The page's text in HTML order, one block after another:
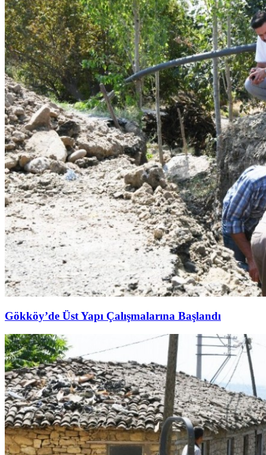
Gökköy’de Üst Yapı Çalışmalarına Başlandı